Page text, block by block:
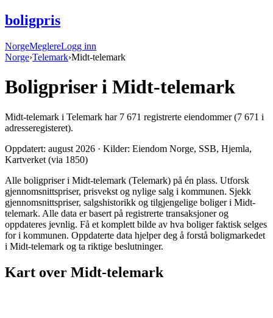
boligpris
NorgeMeglereLogg inn
Norge›Telemark›Midt-telemark
Boligpriser i Midt-telemark
Midt-telemark i Telemark har 7 671 registrerte eiendommer(7 671 i
adresseregisteret).
Oppdatert: august 2026 · Kilder: Eiendom Norge, SSB, Hjemla,
Kartverket (via 1850)
Alle boligpriser i Midt-telemark (Telemark) på én plass. Utforsk
gjennomsnittspriser, prisvekst og nylige salg i kommunen. Sjekk
gjennomsnittspriser, salgshistorikk og tilgjengelige boliger i Midt-
telemark. Alle data er basert på registrerte transaksjoner og
oppdateres jevnlig. Få et komplett bilde av hva boliger faktisk selges
for i kommunen. Oppdaterte data hjelper deg å forstå boligmarkedet
i Midt-telemark og ta riktige beslutninger.
Kart over Midt-telemark